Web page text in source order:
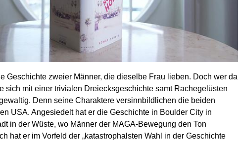
Geschichte zweier Männer, die dieselbe Frau lieben. Doch wer da
sich mit einer trivialen Dreiecksgeschichte samt Rachegelüsten
Denn seine Charaktere versinnbildlichen die beiden
USA. Angesiedelt hat er die Geschichte in Boulder City in
in der Wüste, wo Männer der MAGA-Bewegung den Ton
hat er im Vorfeld der „katastrophalsten Wahl in der Geschichte